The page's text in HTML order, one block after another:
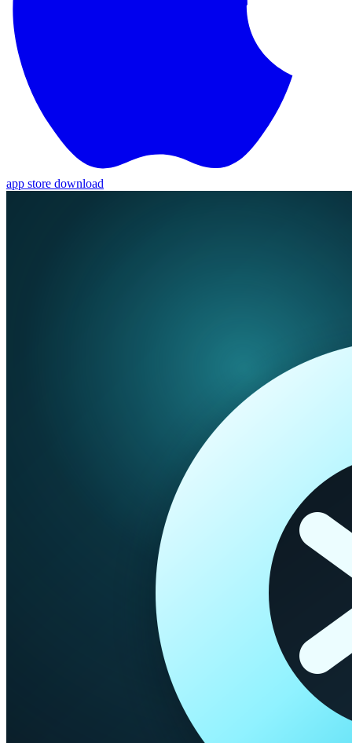
app store download